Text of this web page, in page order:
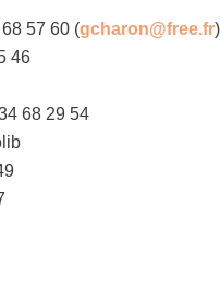
57 60 (gcharon@free.fr)
46
68 29 54